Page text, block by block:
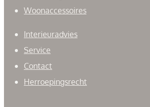
Woonaccessoires
Interieuradvies
Service
Contact
Herroepingsrecht